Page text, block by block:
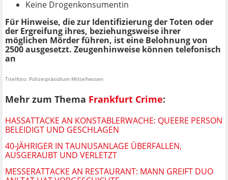
Keine Drogenkonsumentin
Für Hinweise, die zur Identifizierung der Toten oder
der Ergreifung ihres, beziehungsweise ihrer
möglichen Mörder führen, ist eine Belohnung von
2500 ausgesetzt. Zeugenhinweise können telefonisch
an
Titelfoto: Polizeipräsidium Mittelhessen
Mehr zum Thema Frankfurt Crime:
HASSATTACKE AN KONSTABLERWACHE: QUEERE PERSON
BELEIDIGT UND GESCHLAGEN
40-JÄHRIGER IN TAUNUSANLAGE ÜBERFALLEN,
AUSGERAUBT UND VERLETZT
MESSERATTACKE AN RESTAURANT: MANN GREIFT DUO